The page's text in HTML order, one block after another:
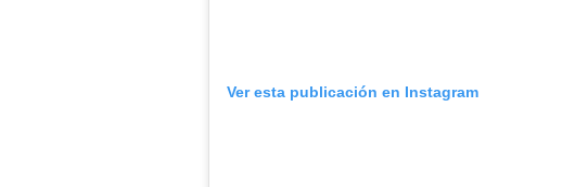
Ver esta publicación en Instagram